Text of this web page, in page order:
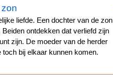
liefde. Een dochter van de zon
ontdekken dat verliefd zijn
zijn. De moeder van de herder
bij elkaar kunnen komen.